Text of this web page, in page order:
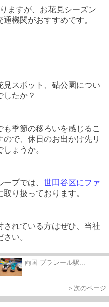
ますが、お花見シーズン
機関がおすすめです。
スポット、砧公園につい
したか？
季節の移ろいを感じるこ
で、休日のお出かけ先リ
ょうか。
プでは、 世田谷区にファ
取り扱っております。
れている方はぜひ、当社
さい。
両国 プラレール駅...
＞次のページ